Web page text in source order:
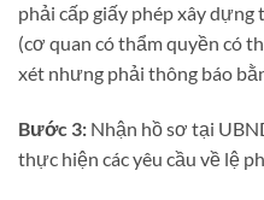
phải cấp giấy phép xây
(cơ quan có thẩm quyền có
xét nhưng phải thông báo
Bước 3: Nhận hồ sơ tại
thực hiện các yêu cầu về lệ